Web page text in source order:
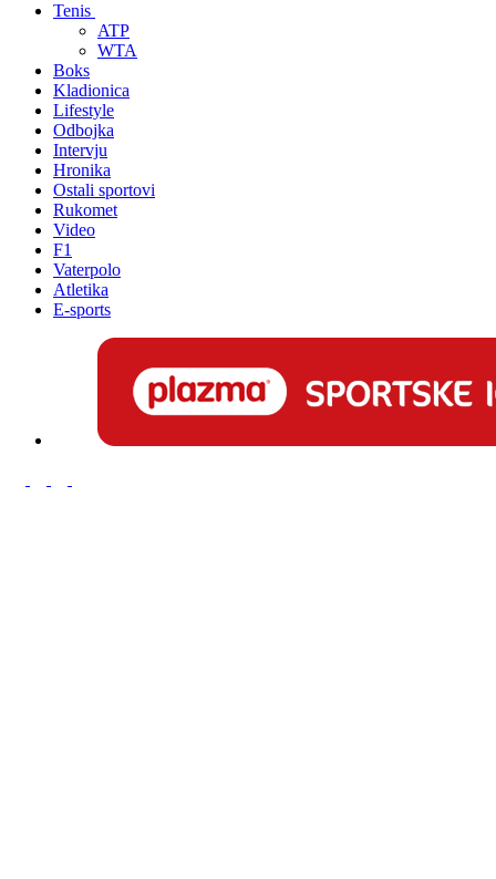
Tenis
ATP
WTA
Boks
Kladionica
Lifestyle
Odbojka
Intervju
Hronika
Ostali sportovi
Rukomet
Video
F1
Vaterpolo
Atletika
E-sports